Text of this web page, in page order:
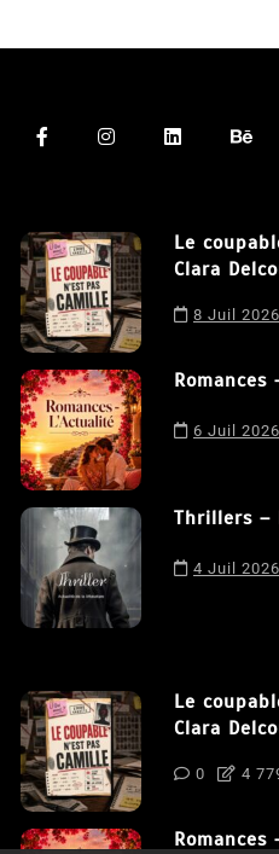
Le
Clara
8 Juil 2026
6 Juil 2026
Thrillers –
4 Juil 2026
Le
Clara
0 4